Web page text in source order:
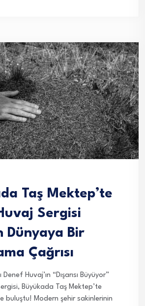
Taş Mektep’te
Sergisi
Dünyaya Bir
Çağrısı
Huvaj’ın “Dışarısı Büyüyor”
Büyükada Taş Mektep’te
buluştu! Modern şehir sakinlerinin